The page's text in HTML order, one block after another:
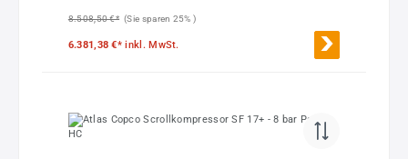
8.508,50 €* (Sie sparen 25% )
6.381,38 €*inkl. MwSt.